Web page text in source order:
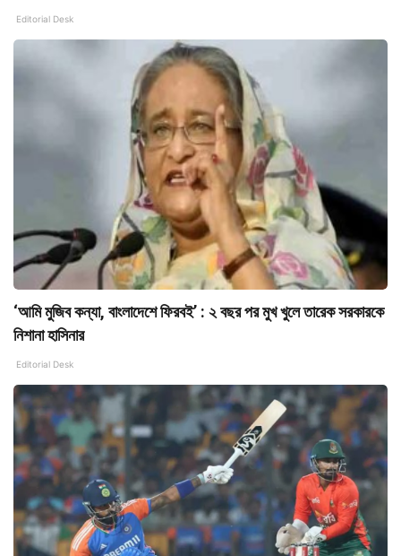
Editorial Desk
‘আমি মুজিব কন্যা, বাংলাদেশে ফিরবই’ : ২ বছর পর মুখ খুলে তারেক সরকারকে
নিশানা হাসিনার
Editorial Desk